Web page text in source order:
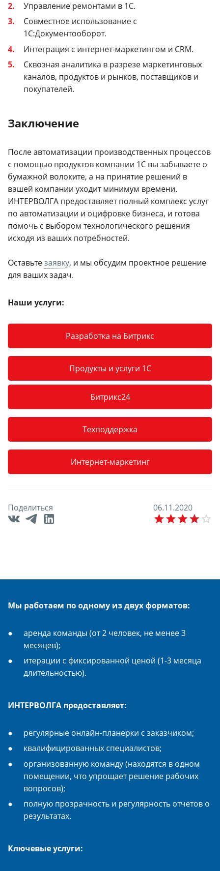
Управление ремонтами в 1С.
Совместное использование с
1С:Документооборот.
Интеграция с интернет-маркетингом и CRM.
Сквозная аналитика в разрезе маркетинговых
каналов, продуктов и рынков, поставщиков и
покупателей.
Заключение
После автоматизации производственных процессов
с помощью продуктов компании 1С вы забываете о
бумажной волоките, а на принятие решений в
вашей компании уходит минимум времени.
ИНТЕРВОЛГА предоставляет полный комплекс услуг
по автоматизации и оцифровке бизнеса, и готова
помочь с выбором технологического решения
исходя из ваших потребностей.
Оставьтезаявку, и мы обсудим проектное решение
для ваших задач.
Наши услуги:
Разработка на Битрикс
Продукты и услуги 1С
Битрикс24
Техподдержка
Интернет-маркетинг
Поделиться 06.11.2020
Мы работаем по одному из двух форматов:
аренда команды (от 2 человек, не менее 3
месяцев);
итерации с фиксированной ценой (1-3 месяца
длительностью).
ИНТЕРВОЛГА предоставляет:
регулярные онлайн-планерки с заказчиком;
квалифицированных специалистов;
организованную команду (находятся в одном
помещении, что упрощает решение рабочих
вопросов);
полную прозрачность и регулярность отчетов о
результатах.
Ключевые услуги: